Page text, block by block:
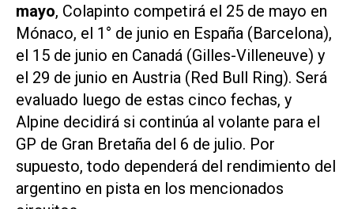
mayo, Colapinto competirá el 25 de mayo en
Mónaco, el 1° de junio en España (Barcelona),
el 15 de junio en Canadá (Gilles-Villeneuve) y
el 29 de junio en Austria (Red Bull Ring). Será
evaluado luego de estas cinco fechas, y
Alpine decidirá si continúa al volante para el
GP de Gran Bretaña del 6 de julio. Por
supuesto, todo dependerá del rendimiento del
argentino en pista en los mencionados